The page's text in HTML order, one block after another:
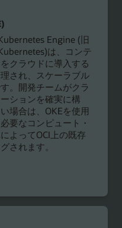
Engine (旧
は、コンテ
クラウドに導入する
され、スケーラブル
。開発チームがクラ
ションを確実に構
場合は、OKEを使用
要なコンピュート・
よってOCI上の既存
されます。